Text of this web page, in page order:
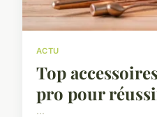
ACTU
Top
pro pour
...